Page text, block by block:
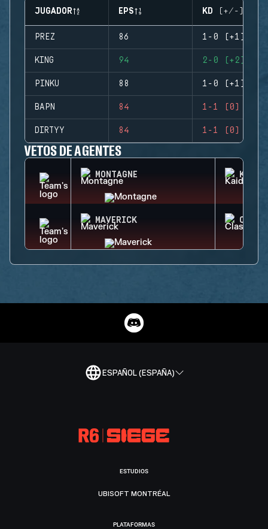
JUGADOR EPS KD (+/-)
PREZ 86 1-0 (+1)
KING 94 2-0 (+2)
PINKU 88 1-0 (+1)
BAPN 84 1-1 (0)
DIRTYY 84 1-1 (0)
VETOS DE AGENTES
MONTAGNE KAID
MAVERICK CLASH
ESPAÑOL (ESPAÑA)
ESTUDIOS
UBISOFT MONTRÉAL
PLATAFORMAS